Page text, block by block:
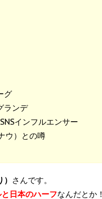
グ
ランデ
インフルエンサー
ウ）との噂
さんです。
日本のハーフなんだとか！